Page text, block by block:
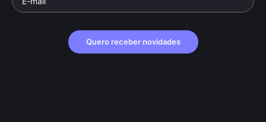
Quero receber novidades